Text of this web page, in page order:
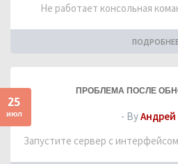
Не работает консольная
25
июл
ПРОБЛЕМА ПОСЛЕ
- ByАндрей
Запустите сервер с